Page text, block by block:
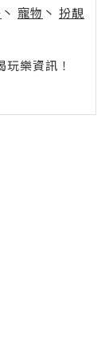
丶 寵物 丶 扮靚
樂資訊！